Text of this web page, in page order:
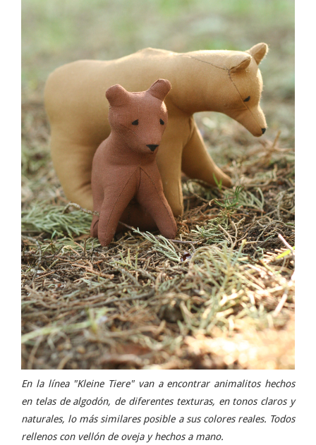
En la línea "Kleine Tiere" van a encontrar animalitos hechos
en telas de algodón, de diferentes texturas, en tonos claros y
naturales, lo más similares posible a sus colores reales. Todos
rellenos con vellón de oveja y hechos a mano.